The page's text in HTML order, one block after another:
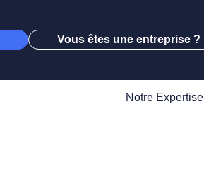
Vous êtes une entreprise ?
Notre Expertise